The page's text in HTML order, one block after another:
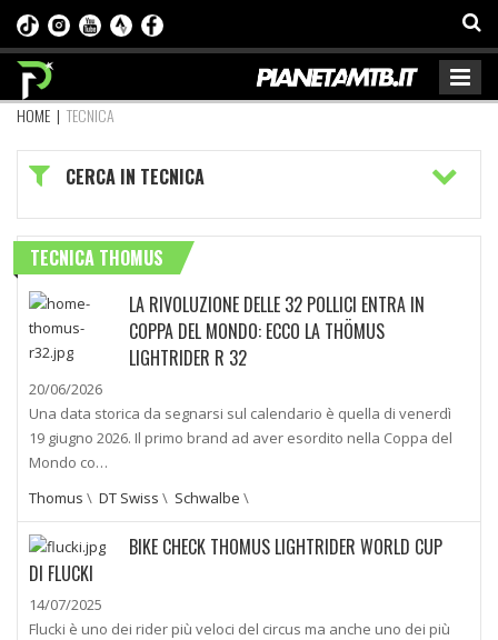
HOME | TECNICA
CERCA IN TECNICA
TECNICA THOMUS
LA RIVOLUZIONE DELLE 32 POLLICI ENTRA IN
COPPA DEL MONDO: ECCO LA THÖMUS
LIGHTRIDER R 32
20/06/2026
Una data storica da segnarsi sul calendario è quella di venerdì
19 giugno 2026. Il primo brand ad aver esordito nella Coppa del
Mondo co…
Thomus \ DT Swiss \ Schwalbe \
BIKE CHECK THOMUS LIGHTRIDER WORLD CUP
DI FLUCKI
14/07/2025
Flucki è uno dei rider più veloci del circus ma anche uno dei più